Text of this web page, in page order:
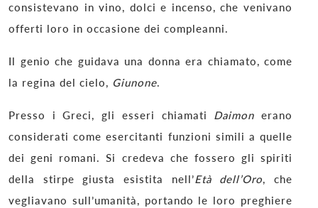
consistevano in vino, dolci e incenso, che venivano
offerti loro in occasione dei compleanni.
Il genio che guidava una donna era chiamato, come
la regina del cielo, Giunone.
Presso i Greci, gli esseri chiamati Daimon erano
considerati come esercitanti funzioni simili a quelle
dei geni romani. Si credeva che fossero gli spiriti
della stirpe giusta esistita nell’Età dell’Oro, che
vegliavano sull’umanità, portando le loro preghiere